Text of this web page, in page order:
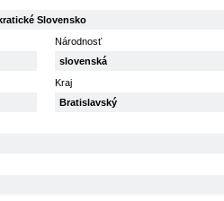
Slovensko
Národnosť
slovenská
Kraj
Bratislavský